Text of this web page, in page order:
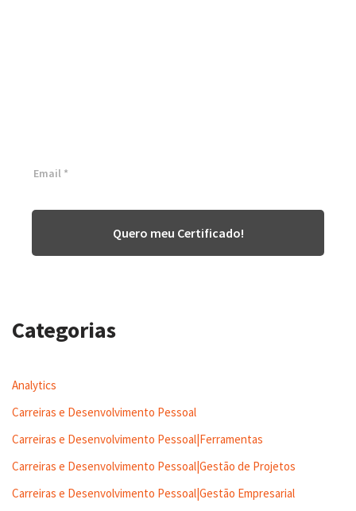
Quero meu Certificado!
Categorias
Analytics
Carreiras e Desenvolvimento Pessoal
Carreiras e Desenvolvimento Pessoal|Ferramentas
Carreiras e Desenvolvimento Pessoal|Gestão de Projetos
Carreiras e Desenvolvimento Pessoal|Gestão Empresarial